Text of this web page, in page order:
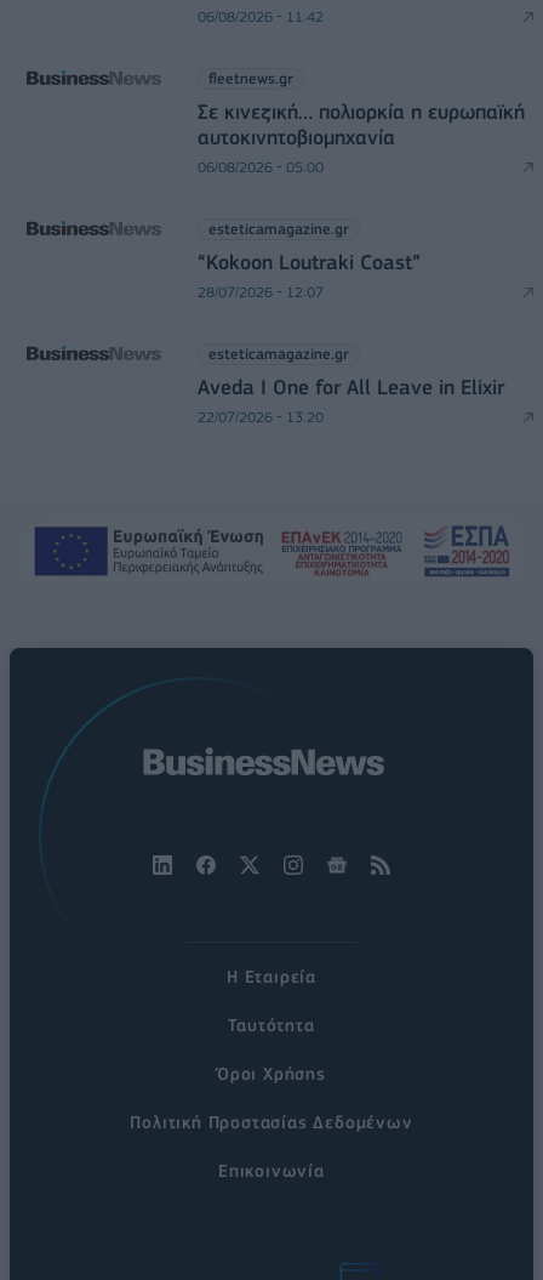
06/08/2026 - 11:42
fleetnews.gr
Σε κινεζική… πολιορκία η ευρωπαϊκή
αυτοκινητοβιομηχανία
06/08/2026 - 05:00
esteticamagazine.gr
“Kokoon Loutraki Coast”
28/07/2026 - 12:07
esteticamagazine.gr
Aveda I One for All Leave in Elixir
22/07/2026 - 13:20
Η Εταιρεία
Ταυτότητα
Όροι Χρήσης
Πολιτική Προστασίας Δεδομένων
Επικοινωνία